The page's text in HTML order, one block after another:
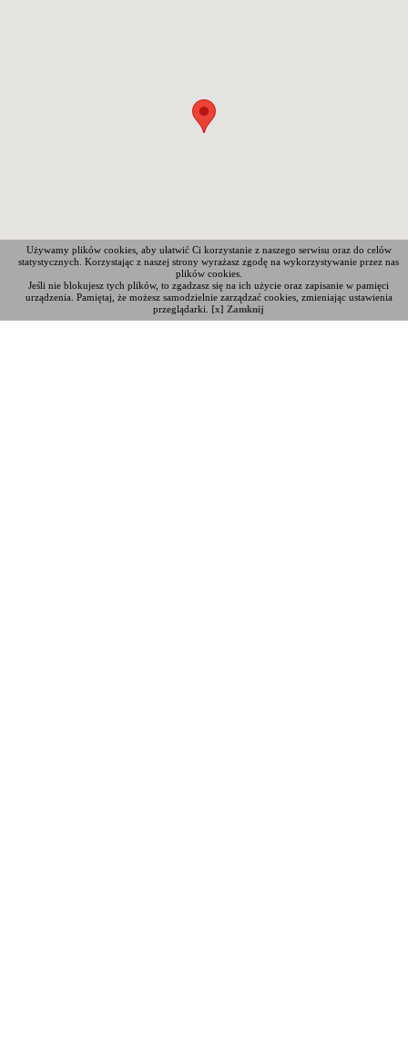
Używamy plików cookies, aby ułatwić Ci korzystanie z naszego serwisu oraz do celów
statystycznych. Korzystając z naszej strony wyrażasz zgodę na wykorzystywanie przez nas
plików cookies.
Jeśli nie blokujesz tych plików, to zgadzasz się na ich użycie oraz zapisanie w pamięci
urządzenia. Pamiętaj, że możesz samodzielnie zarządzać cookies, zmieniając ustawienia
przeglądarki. [x] Zamknij